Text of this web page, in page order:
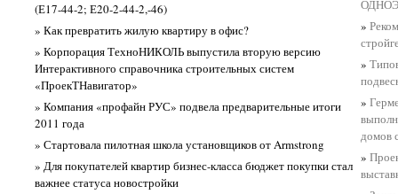
(Е17-44-2; Е20-2-44-2,-46)
» Как превратить жилую квартиру в офис?
» Корпорация ТехноНИКОЛЬ выпустила вторую версию
Интерактивного справочника строительных систем
«ПроекТНавигатор»
» Компания «профайн РУС» подвела предварительные итоги
2011 года
» Стартовала пилотная школа установщиков от Armstrong
» Для покупателей квартир бизнес-класса бюджет покупки стал
важнее статуса новостройки
»
»
»
домов
»